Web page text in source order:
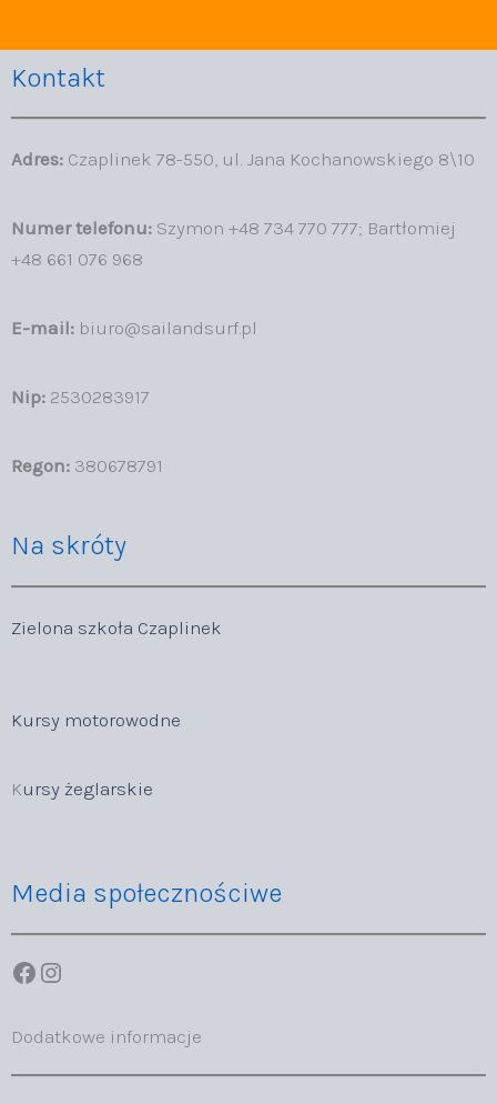
Kontakt
Adres: Czaplinek 78-550, ul. Jana Kochanowskiego 8\10
Numer telefonu: Szymon +48 734 770 777; Bartłomiej
+48 661 076 968
E-mail: biuro@sailandsurf.pl
Nip: 2530283917
Regon: 380678791
Na skróty
Zielona szkoła Czaplinek
Kursy motorowodne
Kursy żeglarskie
Media społecznościwe
Facebook
Instagram
Dodatkowe informacje